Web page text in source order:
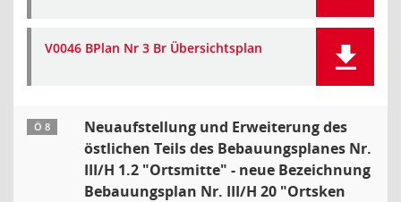
V0046 BPlan Nr 3 Br Übersichtsplan
Ö 8
Neuaufstellung und Erweiterung des
östlichen Teils des Bebauungsplanes Nr.
III/H 1.2 "Ortsmitte" - neue Bezeichnung
Bebauungsplan Nr. III/H 20 "Ortsken